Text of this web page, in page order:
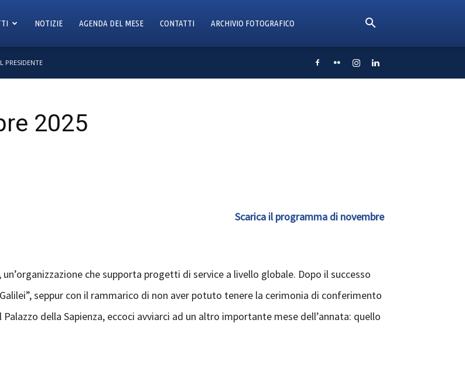
NOTIZIE AGENDA DEL MESE CONTATTI ARCHIVIO FOTOGRAFICO
PRESIDENTE
2025
Scarica il programma di novembre
che supporta progetti di service a livello globale. Dopo il successo
seppur con il rammarico di non aver potuto tenere la cerimonia di conferimento
della Sapienza, eccoci avviarci ad un altro importante mese dell’annata: quello